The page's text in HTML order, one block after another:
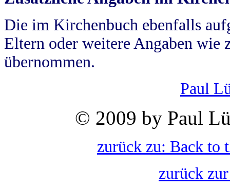
Die im Kirchenbuch ebenfalls
Eltern oder weitere Angaben wie
übernommen.
Paul
© 2009 by Paul
zurück zu: Back to
zurück